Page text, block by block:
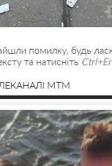
помилку, будь
та натисніть
MTM